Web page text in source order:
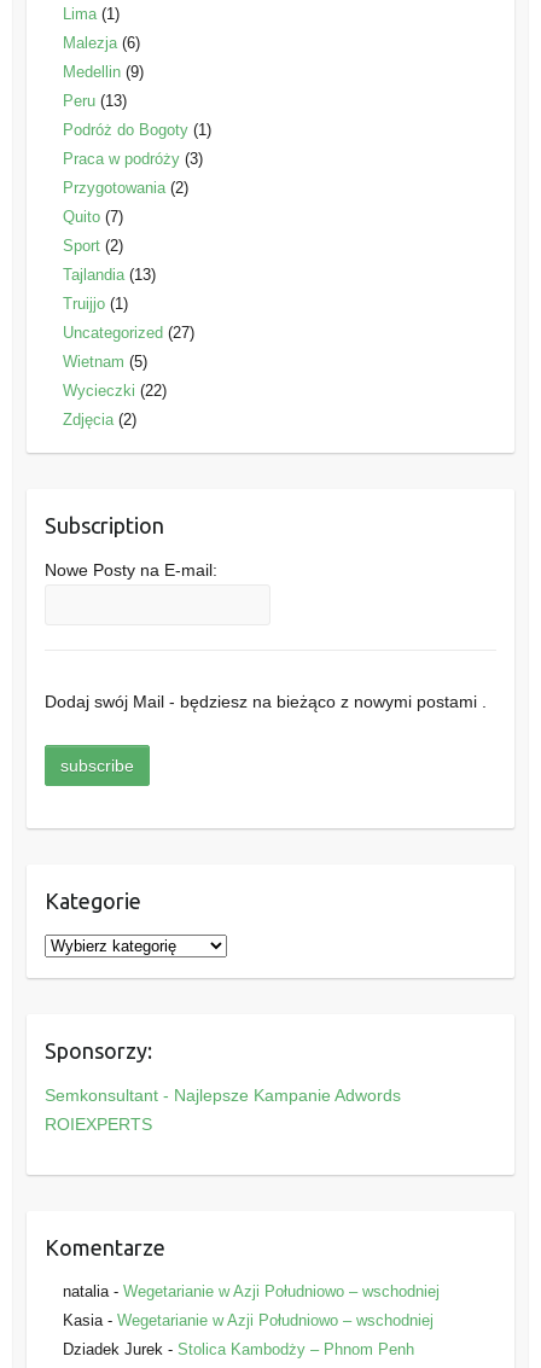
Lima(1)
Malezja(6)
Medellin(9)
Peru(13)
Podróż do Bogoty(1)
Praca w podróży(3)
Przygotowania(2)
Quito(7)
Sport(2)
Tajlandia(13)
Truijjo(1)
Uncategorized (27)
Wietnam (5)
Wycieczki (22)
Zdjęcia(2)
Subscription
Nowe Posty na E-mail:
Dodaj swój Mail - będziesz na bieżąco z nowymi postami .
Kategorie
K
a
g
o
r
e
Sponsorzy:
Semkonsultant - Najlepsze Kampanie Adwords
ROIEXPERTS
Komentarze
natalia- Wegetarianie w Azji Południowo – wschodniej
Kasia- Wegetarianie w Azji Południowo – wschodniej
Dziadek Jurek- Stolica Kambodży – Phnom Penh